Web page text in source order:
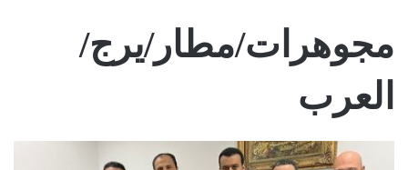
مجوهرات/مطار/يرج/
العرب